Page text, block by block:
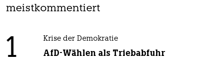
meistkommentiert
1 Krise der Demokratie
AfD-Wählen als Triebabfuhr